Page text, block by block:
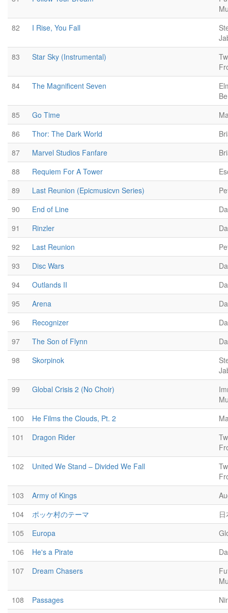
82
I Rise, You Fall
83
Star Sky (Instrumental)
84
The Magnificent Seven
85
Go Time
86
Thor: The Dark World
87
Marvel Studios Fanfare
88
Requiem For A Tower
89
Last Reunion (Epicmusicvn Series)
90
End of Line
91
Rinzler
92
Last Reunion
93
Disc Wars
94
Outlands II
95
Arena
96
Recognizer
97
The Son of Flynn
98
Skorpinok
99
Global Crisis 2 (No Choir)
100
He Films the Clouds, Pt. 2
101
Dragon Rider
102
United We Stand – Divided We Fall
103
Army of Kings
104
ポッケ村のテーマ
105
Europa
106
He's a Pirate
107
Dream Chasers
108
Passages